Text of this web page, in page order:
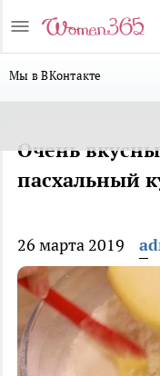
Мы в ВКонтакте
Очень
пасхальный
26 марта 2019